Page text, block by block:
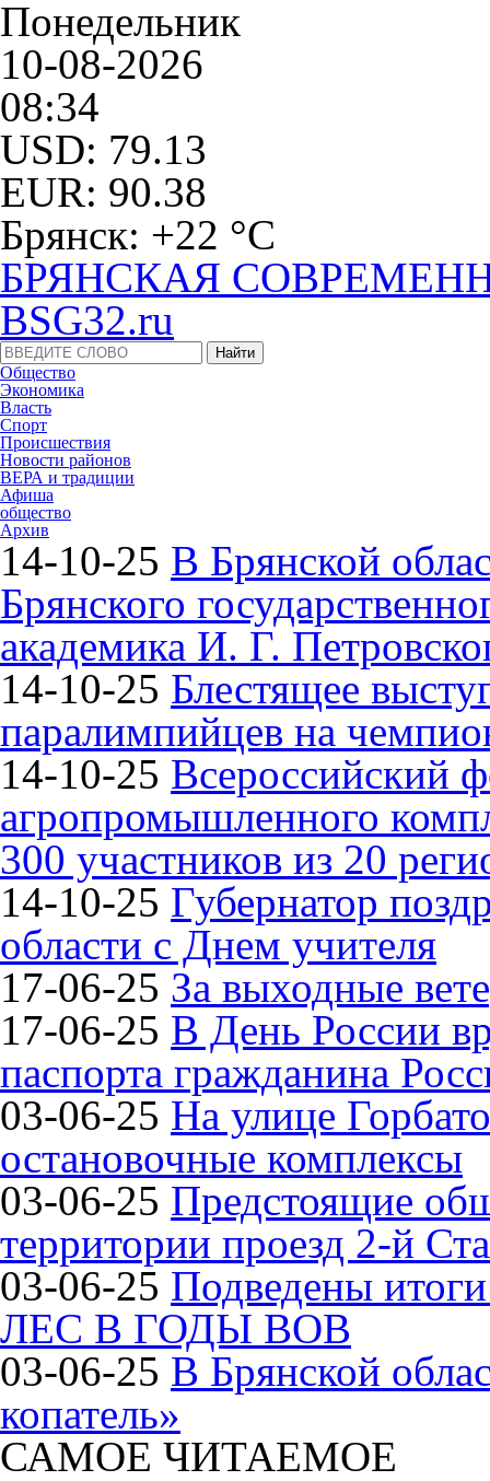
Понедельник
10-08-2026
08:34
USD: 79.13
EUR: 90.38
Брянск: +22 °С
БРЯНСКАЯ
BSG32.ru
Общество
Экономика
Власть
Спорт
Происшествия
Новости районов
ВЕРА и традиции
Афиша
общество
Архив
14-10-25 В Брянской
Брянского
академика И. Г.
14-10-25 Блестящее
паралимпийцев на
14-10-25 Всероссийский
агропромышленного
300 участников из 20
14-10-25 Губернатор
области с Днем учителя
17-06-25 За выходные
17-06-25 В День России
паспорта гражданина
03-06-25 На улице
остановочные комплексы
03-06-25 Предстоящие
территории проезд 2-й
03-06-25 Подведены
ЛЕС В ГОДЫ ВОВ
03-06-25 В Брянской
копатель»
САМОЕ ЧИТАЕМОЕ